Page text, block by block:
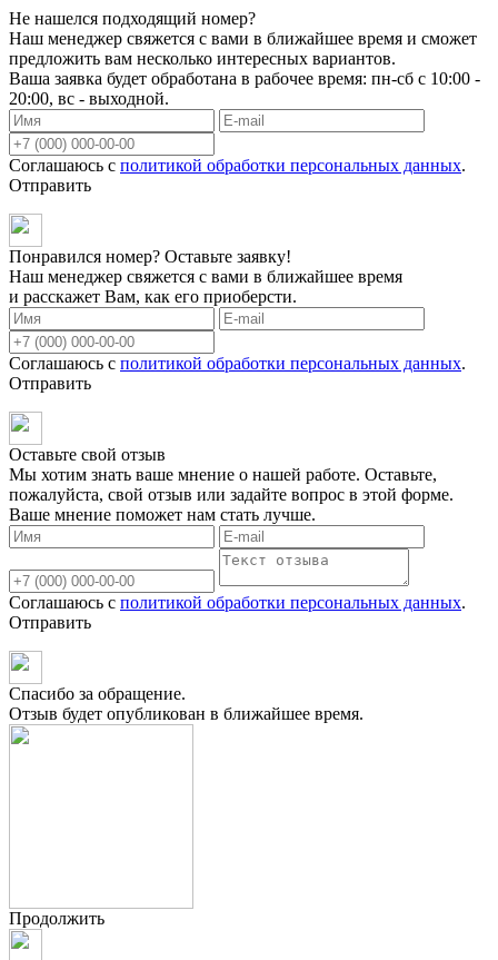
Не нашелся подходящий номер?
Наш менеджер свяжется с вами в ближайшее время и сможет
предложить вам несколько интересных вариантов.
Ваша заявка будет обработана в рабочее время: пн-сб с 10:00 -
20:00, вс - выходной.
Соглашаюсь с политикой обработки персональных данных.
Отправить
Понравился номер? Оставьте заявку!
Наш менеджер свяжется с вами в ближайшее время
и расскажет Вам, как его приоберсти.
Соглашаюсь с политикой обработки персональных данных.
Отправить
Оставьте свой отзыв
Мы хотим знать ваше мнение о нашей работе. Оставьте,
пожалуйста, свой отзыв или задайте вопрос в этой форме.
Ваше мнение поможет нам стать лучше.
Соглашаюсь с политикой обработки персональных данных.
Отправить
Спасибо за обращение.
Отзыв будет опубликован в ближайшее время.
Продолжить